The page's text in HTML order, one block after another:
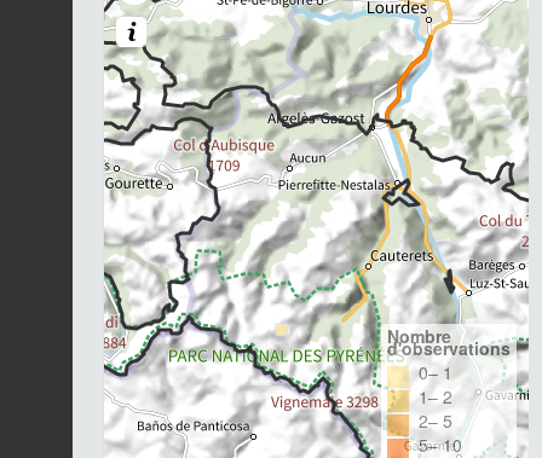
Nombre
d'observations
0– 1
1– 2
2– 5
5– 10